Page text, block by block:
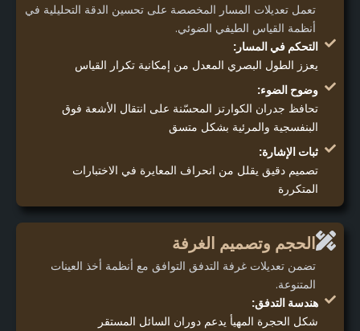
تعمل تعديلات المسار المخصصة على تحسين الدقة التحليلية في
أنظمة القياس الطيفي الضوئي.
التحكم في المسار:
يعزز الطول البصري المعدل من إمكانية تكرار القياس
وضوح الضوء:
تحافظ جدران الكوارتز المحسّنة على انتقال الأشعة فوق
البنفسجية والمرئية بشكل متسق
ثبات الإشارة:
تصميم دقيق يقلل من انحراف المعايرة في الاختبارات
المتكررة
الحجم وتصميم الغرفة
تضمن تعديلات غرفة التدفق التوافق مع أنظمة أخذ العينات
المتنوعة.
هندسة التدفق:
شكل الحجرة المهيأ يدعم دوران السائل المستقر